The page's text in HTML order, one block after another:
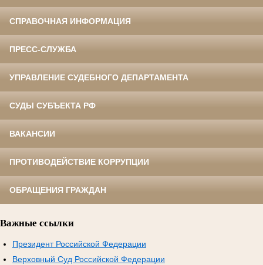
СПРАВОЧНАЯ ИНФОРМАЦИЯ
ПРЕСС-СЛУЖБА
УПРАВЛЕНИЕ СУДЕБНОГО ДЕПАРТАМЕНТА
СУДЫ СУБЪЕКТА РФ
ВАКАНСИИ
ПРОТИВОДЕЙСТВИЕ КОРРУПЦИИ
ОБРАЩЕНИЯ ГРАЖДАН
Важные ссылки
Президент Российской Федерации
Верховный Суд Российской Федерации